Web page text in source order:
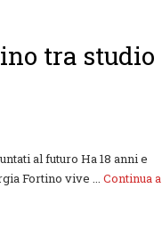
tra studio
al futuro Ha 18 anni e
Fortino vive ... Continua a